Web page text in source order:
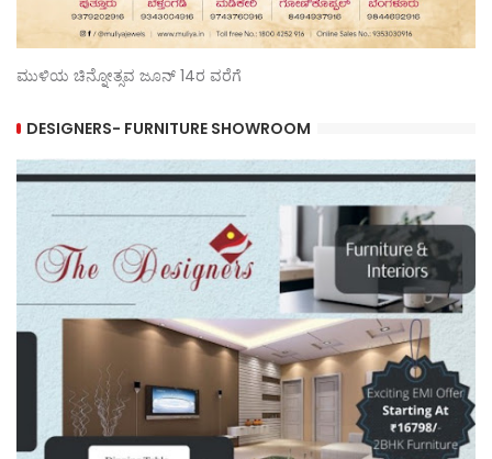
ಮುಳಿಯ ಚಿನ್ನೋತ್ಸವ ಜೂನ್ 14ರ ವರೆಗೆ
DESIGNERS- FURNITURE SHOWROOM